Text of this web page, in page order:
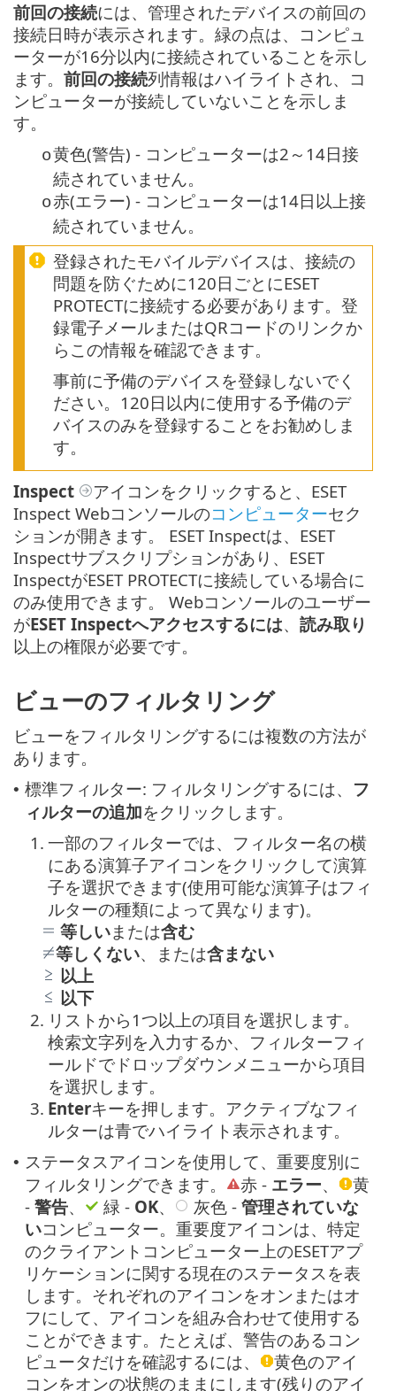
前回の接続には、管理されたデバイスの前回の
接続日時が表示されます。緑の点は、コンピュ
ーターが16分以内に接続されていることを示し
ます。 前回の接続列情報はハイライトされ、コ
ンピューターが接続していないことを示しま
す。
o黄色(警告) - コンピューターは2～14日接
続されていません。
o赤(エラー) - コンピューターは14日以上接
続されていません。
登録されたモバイルデバイスは、接続の
問題を防ぐために120日ごとにESET
PROTECTに接続する必要があります。登
録電子メールまたはQRコードのリンクか
らこの情報を確認できます。
事前に予備のデバイスを登録しないでく
ださい。120日以内に使用する予備のデ
バイスのみを登録することをお勧めしま
す。
Inspect
アイコンをクリックすると、ESET
Inspect Webコンソールのコンピューターセク
ションが開きます。 ESET Inspectは、ESET
Inspectサブスクリプションがあり、ESET
InspectがESET PROTECTに接続している場合に
のみ使用できます。 Webコンソールのユーザー
がESET Inspectへアクセスするには、 読み取り
以上の権限が必要です。
ビューのフィルタリング
ビューをフィルタリングするには複数の方法が
あります。
• 標準フィルター: フィルタリングするには、 フ
ィルターの追加をクリックします。
1. 一部のフィルターでは、フィルター名の横
にある演算子アイコンをクリックして演算
子を選択できます(使用可能な演算子はフィ
ルターの種類によって異なります)。
等しいまたは含む
等しくない、または含まない
以上
以下
2. リストから1つ以上の項目を選択します。
検索文字列を入力するか、フィルターフィ
ールドでドロップダウンメニューから項目
を選択します。
3. Enterキーを押します。アクティブなフィ
ルターは青でハイライト表示されます。
• ステータスアイコンを使用して、重要度別に
フィルタリングできます。
赤 - エラー、
黄
- 警告、 緑 - OK、 灰色 - 管理されていな
いコンピューター。重要度アイコンは、特定
のクライアントコンピューター上のESETアプ
リケーションに関する現在のステータスを表
します。それぞれのアイコンをオンまたはオ
フにして、アイコンを組み合わせて使用する
ことができます。たとえば、警告のあるコン
ピュータだけを確認するには、
黄色のアイ
コンをオンの状態のままにします(残りのアイ